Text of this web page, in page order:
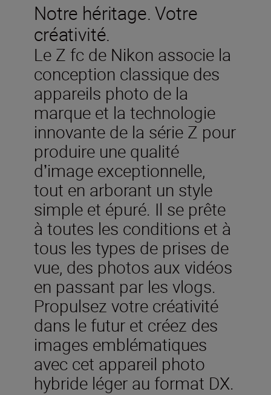
Notre héritage. Votre
créativité.
Le Z fc de Nikon associe la
conception classique des
appareils photo de la
marque et la technologie
innovante de la série Z pour
produire une qualité
dʼimage exceptionnelle,
tout en arborant un style
simple et épuré. Il se prête
à toutes les conditions et à
tous les types de prises de
vue, des photos aux vidéos
en passant par les vlogs.
Propulsez votre créativité
dans le futur et créez des
images emblématiques
avec cet appareil photo
hybride léger au format DX.